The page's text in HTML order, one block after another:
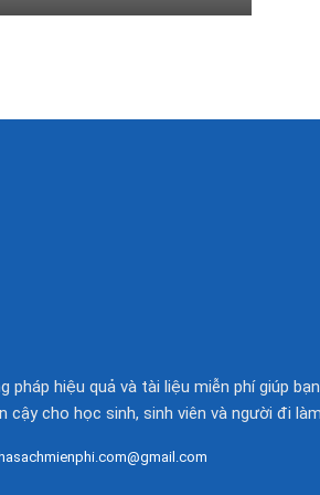
pháp hiệu quả và tài liệu miễn phí giúp
cậy cho học sinh, sinh viên và người đi